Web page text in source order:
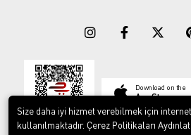
Download on the
App Store
Size daha iyi hizmet verebilmek için
kullanılmaktadır. Çerez Politikaları